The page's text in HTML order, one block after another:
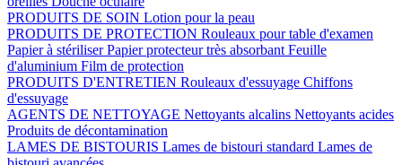
PRODUITS DE SOIN Lotion pour la peau
PRODUITS DE PROTECTION Rouleaux pour table d'examen
Papier à stériliserPapier protecteur très absorbant Feuille
d'aluminium Film de protection
PRODUITS D'ENTRETIEN Rouleaux d'essuyage Chiffons
d'essuyage
AGENTS DE NETTOYAGE Nettoyants alcalins Nettoyants acides
Produits de décontamination
LAMES DE BISTOURIS Lames de bistouri standard Lames de